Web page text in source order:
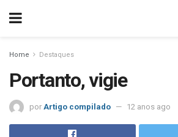
Home Destaques
Portanto, vigie
por Artigo compilado 12 anos ago